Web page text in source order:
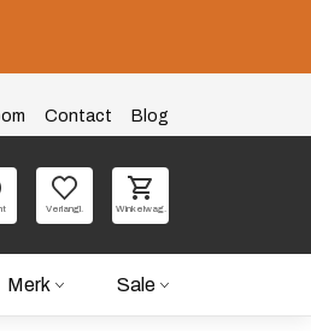
Contact Blog
Verlangl. Winkelwag.
Merk Sale